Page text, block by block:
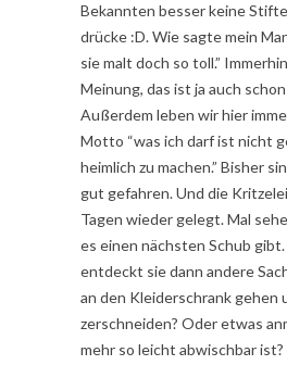
Bekannten besser keine
drücke :D. Wie sagte mein
sie malt doch so toll.”
Meinung, das ist ja auch
Außerdem leben wir hier
Motto “was ich darf ist nicht
heimlich zu machen.” Bisher
gut gefahren. Und die
Tagen wieder gelegt. Mal
es einen nächsten Schub
entdeckt sie dann andere
an den Kleiderschrank gehen
zerschneiden? Oder etwas
mehr so leicht abwischbar